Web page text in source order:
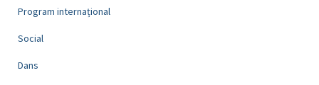
Program internațional
Social
Dans